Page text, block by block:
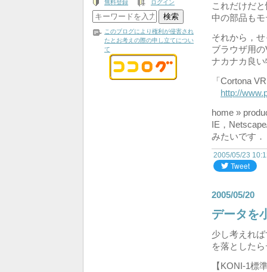
無料登録 ログイン
このブログにより権利が侵害され
たとお考えの際の申し立てについ
て
これだけだ
中の部品も
それから，
ブラウザ用
ナカナカ良
「Cortona
http://
home »
IE，
みたいです．
2005/05/23
2005/05/20
データを
少し考えれ
を落とした
【KONI-1標